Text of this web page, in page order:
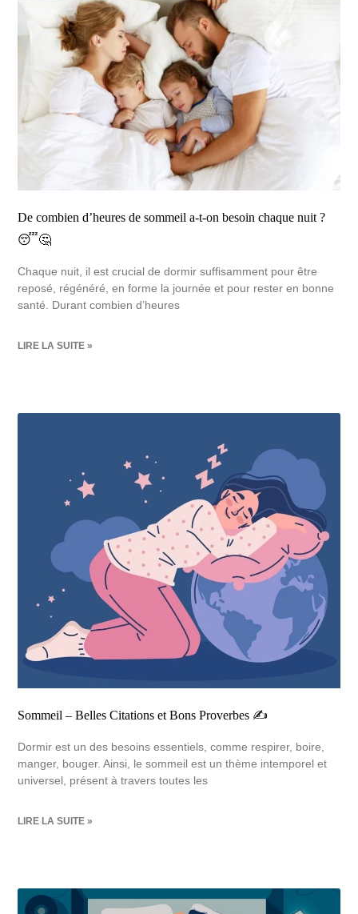
De combien d’heures de sommeil a-t-on besoin chaque nuit ?
😴🤔
Chaque nuit, il est crucial de dormir suffisamment pour être
reposé, régénéré, en forme la journée et pour rester en bonne
santé. Durant combien d’heures
LIRE LA SUITE »
Sommeil – Belles Citations et Bons Proverbes ✍️
Dormir est un des besoins essentiels, comme respirer, boire,
manger, bouger. Ainsi, le sommeil est un thème intemporel et
universel, présent à travers toutes les
LIRE LA SUITE »